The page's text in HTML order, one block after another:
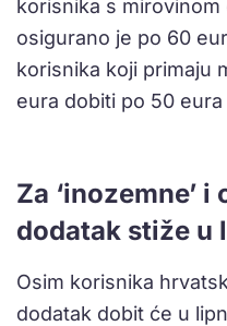
korisnika s
osigurano je po 60
korisnika koji primaju
eura dobiti po 50
Za ‘inozemne’
dodatak stiže u
Osim korisnika
dodatak dobit će u